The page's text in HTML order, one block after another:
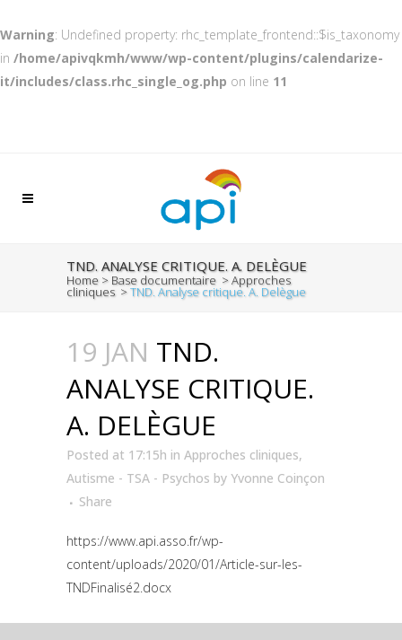
Warning: Undefined property: rhc_template_frontend::$is_taxonomy
in /home/apivqkmh/www/wp-content/plugins/calendarize-
it/includes/class.rhc_single_og.php on line 11
TND. ANALYSE CRITIQUE. A. DELÈGUE
Home > Base documentaire >Approches
cliniques >TND. Analyse critique. A. Delègue
19 JAN TND.
ANALYSE CRITIQUE.
A. DELÈGUE
Posted at 17:15h in Approches cliniques,
Autisme - TSA - Psychos by Yvonne Coinçon
Share
https://www.api.asso.fr/wp-
content/uploads/2020/01/Article-sur-les-
TNDFinalisé2.docx